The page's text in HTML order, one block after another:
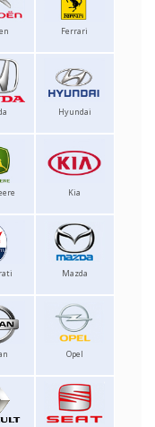
Ferrari
Hyundai
Kia
Mazda
Opel